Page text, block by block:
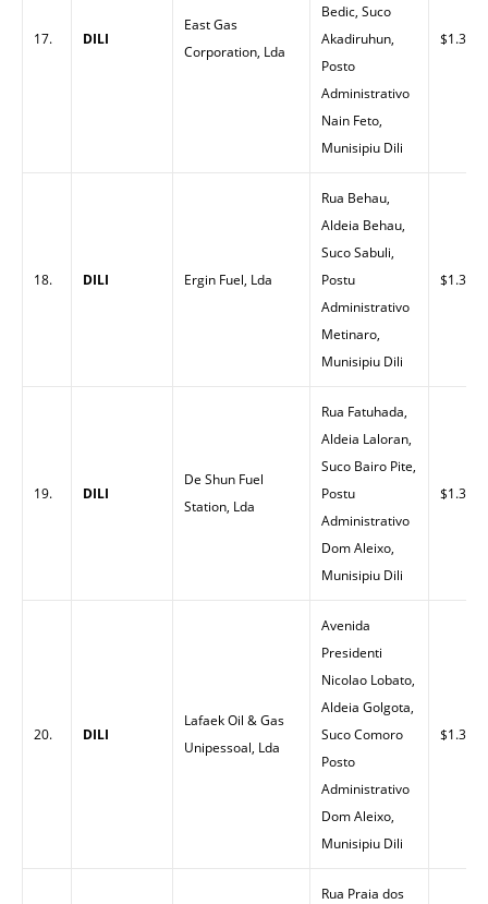
17. DILI
East Gas
Corporation, Lda
Bedic, Suco
Akadiruhun,
Posto
Administrativo
Nain Feto,
Munisipiu Dili
$1.32
18. DILI Ergin Fuel, Lda
Rua Behau,
Aldeia Behau,
Suco Sabuli,
Postu
Administrativo
Metinaro,
Munisipiu Dili
$1.33
19. DILI
De Shun Fuel
Station, Lda
Rua Fatuhada,
Aldeia Laloran,
Suco Bairo Pite,
Postu
Administrativo
Dom Aleixo,
Munisipiu Dili
$1.32
20. DILI
Lafaek Oil & Gas
Unipessoal, Lda
Avenida
Presidenti
Nicolao Lobato,
Aldeia Golgota,
Suco Comoro
Posto
Administrativo
Dom Aleixo,
Munisipiu Dili
$1.35
Rua Praia dos